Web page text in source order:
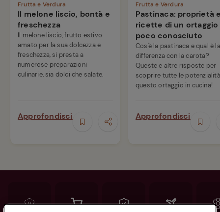
Frutta e Verdura
Il melone liscio, bontà e
freschezza
Il melone liscio, frutto estivo
amato per la sua dolcezza e
freschezza, si presta a
numerose preparazioni
culinarie, sia dolci che salate.
Approfondisci
Frutta e Verdura
Pastinaca: proprietà
ricette di un ortaggio
poco conosciuto
Cos'è la pastinaca e qual è la
differenza con la carota?
Queste e altre risposte per
scoprire tutte le
questo ortaggio in cucina!
Approfondisci